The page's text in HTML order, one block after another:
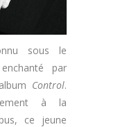
sous le
par
Control.
à la
ce jeune